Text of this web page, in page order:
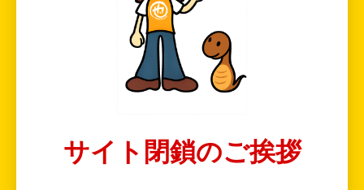
サイト閉鎖のご挨拶